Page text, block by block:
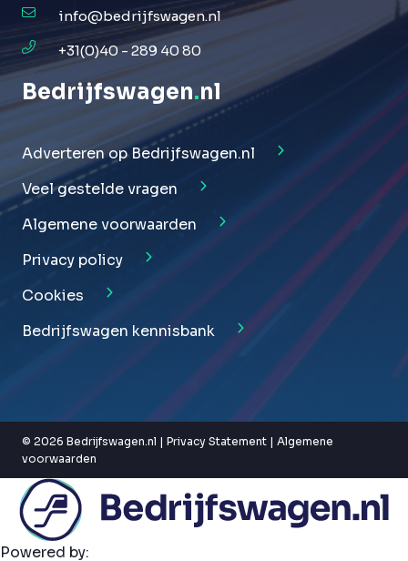
info@bedrijfswagen.nl
+31(0)40 - 289 40 80
Bedrijfswagen.nl
Adverteren op Bedrijfswagen.nl
Veel gestelde vragen
Algemene voorwaarden
Privacy policy
Cookies
Bedrijfswagen kennisbank
© 2026 Bedrijfswagen.nl | Privacy Statement | Algemene
voorwaarden
Powered by: